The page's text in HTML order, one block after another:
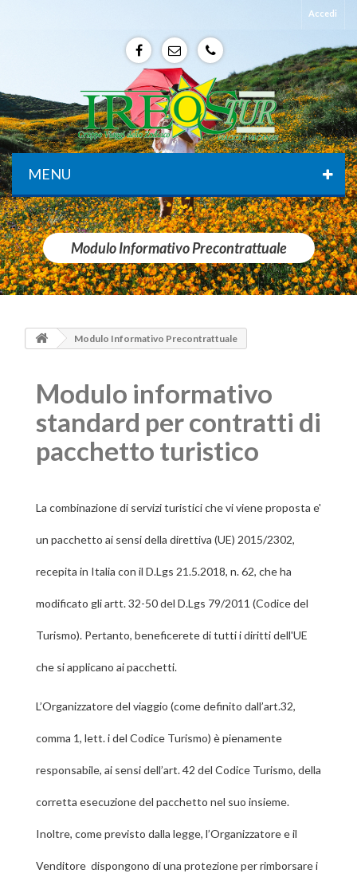
Accedi
f e p
MENU
Modulo Informativo Precontrattuale
Modulo Informativo Precontrattuale
Modulo informativo
standard per contratti di
pacchetto turistico
La combinazione di servizi turistici che vi viene proposta e'
un pacchetto ai sensi della direttiva (UE) 2015/2302,
recepita in Italia con il D.Lgs 21.5.2018, n. 62, che ha
modificato gli artt. 32-50 del D.Lgs 79/2011 (Codice del
Turismo). Pertanto, beneficerete di tutti i diritti dell'UE
che si applicano ai pacchetti.
L’Organizzatore del viaggio (come definito dall’art.32,
comma 1, lett. i del Codice Turismo) è pienamente
responsabile, ai sensi dell’art. 42 del Codice Turismo, della
corretta esecuzione del pacchetto nel suo insieme.
Inoltre, come previsto dalla legge, l’Organizzatore e il
Venditore dispongono di una protezione per rimborsare i